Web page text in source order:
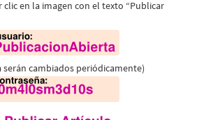
clic en la imagen con el texto “Publicar
cambiados periódicamente)